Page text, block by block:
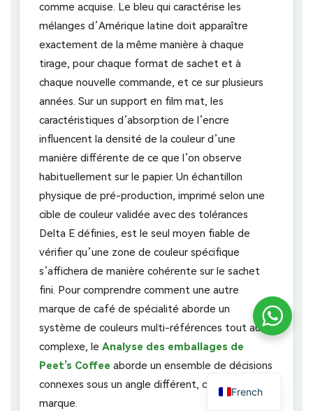
comme acquise. Le bleu qui caractérise les
mélanges d’Amérique latine doit apparaître
exactement de la même manière à chaque
tirage, pour chaque format de sachet et à
chaque nouvelle commande, et ce sur plusieurs
années. Sur un support en film mat, les
caractéristiques d’absorption de l’encre
influencent la densité de la couleur d’une
manière différente de ce que l’on observe
habituellement sur le papier. Un échantillon
physique de pré-production, imprimé selon une
cible de couleur validée avec des tolérances
Delta E définies, est le seul moyen fiable de
vérifier qu’une zone de couleur spécifique
s’affichera de manière cohérente sur le sachet
fini. Pour comprendre comment une autre
marque de café de spécialité aborde un
système de couleurs multi-références tout aussi
complexe, le Analyse des emballages de
Peet’s Coffee aborde un ensemble de décisions
connexes sous un angle différent, celui de la
marque.
French